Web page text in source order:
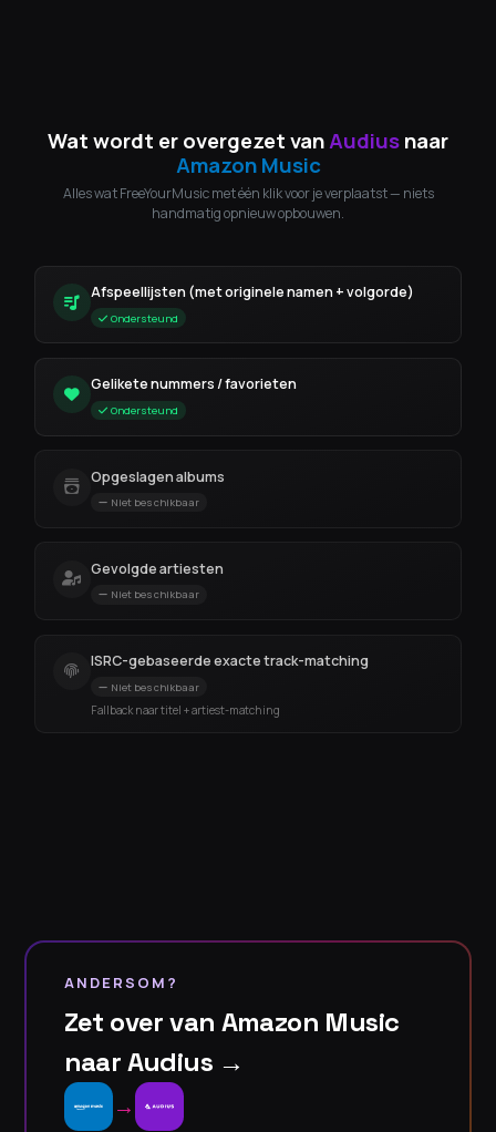
Wat wordt er overgezet vanAudiusnaar
Amazon Music
Alles wat FreeYourMusic met één klik voor je verplaatst — niets
handmatig opnieuw opbouwen.
Afspeellijsten (met originele namen + volgorde)
Ondersteund
Gelikete nummers / favorieten
Ondersteund
Opgeslagen albums
Niet beschikbaar
Gevolgde artiesten
Niet beschikbaar
ISRC-gebaseerde exacte track-matching
Niet beschikbaar
Fallback naar titel + artiest-matching
ANDERSOM?
Zet over van Amazon Music
naar Audius →
→